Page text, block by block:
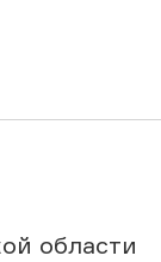
области